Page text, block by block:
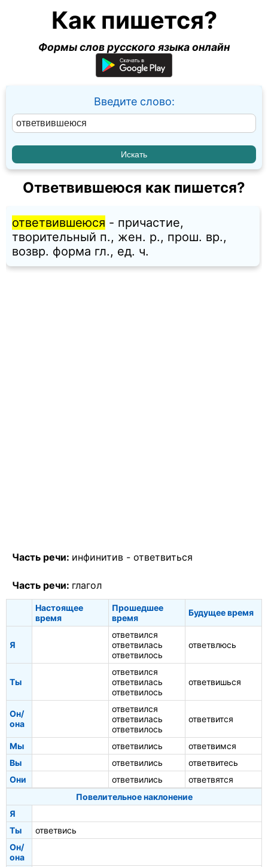
Как пишется?
Формы слов русского языка онлайн
Введите слово:
Ответвившеюся как пишется?
ответвившеюся - причастие,
творительный п., жен. p., прош. вр.,
возвр. форма гл., ед. ч.
Часть речи: инфинитив - ответвиться
Часть речи: глагол
Настоящее
время
Прошедшее
время
Будущее время
Я
ответвился
ответвилась
ответвилось
ответвлюсь
Ты
ответвился
ответвилась
ответвилось
ответвишься
Он/
она
ответвился
ответвилась
ответвилось
ответвится
Мы ответвились
ответвимся
Вы
ответвились
ответвитесь
Они
ответвились
ответвятся
Повелительное наклонение
Я
Ты
ответвись
Он/
она